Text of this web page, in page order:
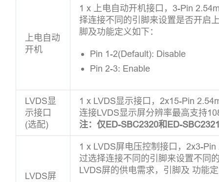
上电自动
开机
1 x 上电自动开机接口，3-Pin
择连接不同的引脚来设置是否开启
脚及功能定义如下：
Pin 1-2(Default): Disable
Pin 2-3: Enable
LVDS显
示接口
(选配)
1 x LVDS显示接口，2x15-Pin
连接LVDS显示屏分辨率最高支持
注：仅ED-SBC2320和ED-
LVDS屏
1 x LVDS屏电压控制接口，2x3-
过选择连接不同的引脚来设置不同
LVDS屏的供电需求，引脚及 功能